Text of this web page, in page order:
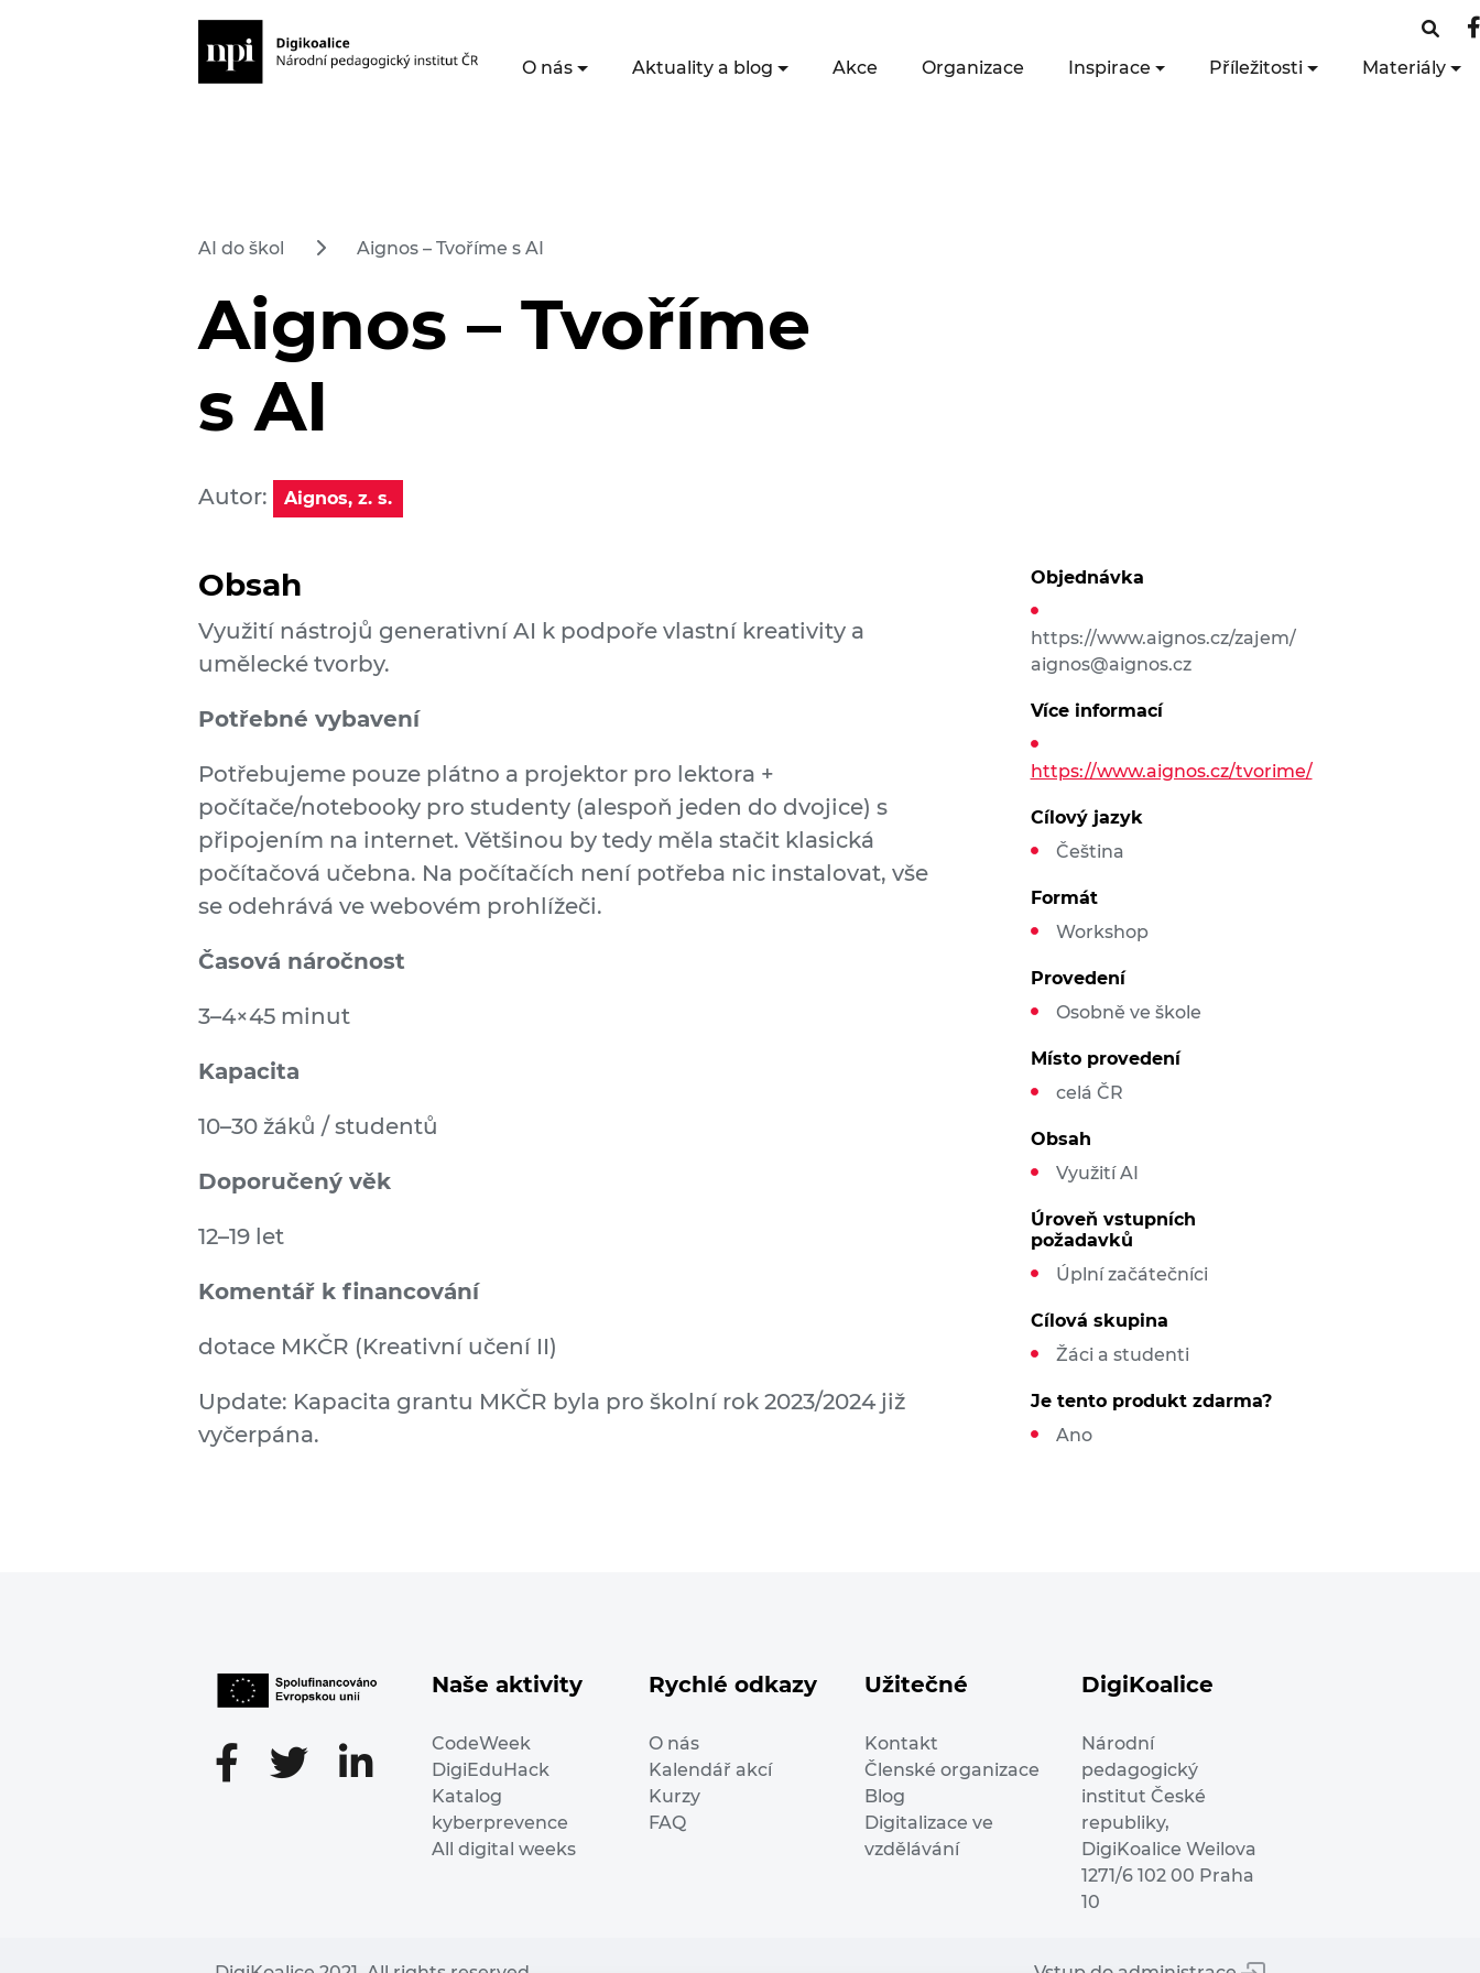
O nás Aktuality a blog Akce Organizace Inspirace Příležitosti Materiály
AI do škol Aignos – Tvoříme s AI
Aignos – Tvoříme
s AI
Autor: Aignos, z. s.
Obsah
Využití nástrojů generativní AI k podpoře vlastní kreativity a
umělecké tvorby.
Potřebné vybavení
Potřebujeme pouze plátno a projektor pro lektora +
počítače/notebooky pro studenty (alespoň jeden do dvojice) s
připojením na internet. Většinou by tedy měla stačit klasická
počítačová učebna. Na počítačích není potřeba nic instalovat, vše
se odehrává ve webovém prohlížeči.
Časová náročnost
3–4×45 minut
Kapacita
10–30 žáků / studentů
Doporučený věk
12–19 let
Komentář k financování
dotace MKČR (Kreativní učení II)
Update: Kapacita grantu MKČR byla pro školní rok 2023/2024 již
vyčerpána.
Objednávka
https://www.aignos.cz/zajem/
aignos@aignos.cz
Více informací
https://www.aignos.cz/tvorime/
Cílový jazyk
Čeština
Formát
Workshop
Provedení
Osobně ve škole
Místo provedení
celá ČR
Obsah
Využití AI
Úroveň vstupních
požadavků
Úplní začátečníci
Cílová skupina
Žáci a studenti
Je tento produkt zdarma?
Ano
Naše aktivity
CodeWeek
DigiEduHack
Katalog
kyberprevence
All digital weeks
Rychlé odkazy
O nás
Kalendář akcí
Kurzy
FAQ
Užitečné
Kontakt
Členské organizace
Blog
Digitalizace ve
vzdělávání
DigiKoalice
Národní
pedagogický
institut České
republiky,
DigiKoalice Weilova
1271/6 102 00 Praha
10